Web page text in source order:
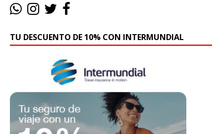
TU DESCUENTO DE 10% CON INTERMUNDIAL